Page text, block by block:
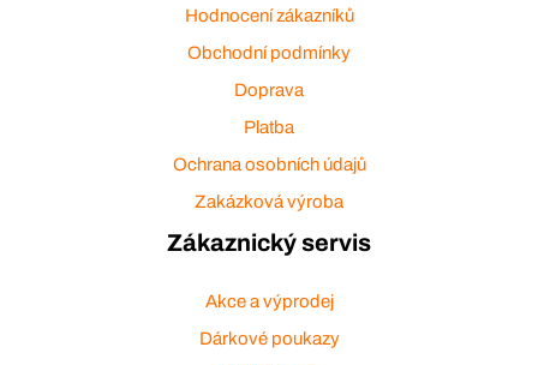
Hodnocení zákazníků
Obchodní podmínky
Doprava
Platba
Ochrana osobních údajů
Zakázková výroba
Zákaznický servis
Akce a výprodej
Dárkové poukazy